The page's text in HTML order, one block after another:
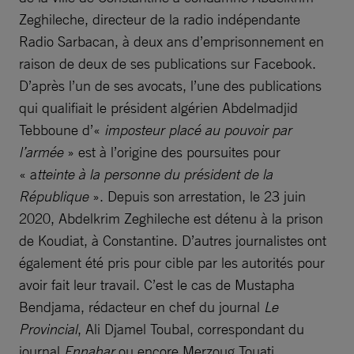
Zeghileche, directeur de la radio indépendante
Radio Sarbacan, à deux ans d’emprisonnement en
raison de deux de ses publications sur Facebook.
D’après l’un de ses avocats, l’une des publications
qui qualifiait le président algérien Abdelmadjid
Tebboune d’« imposteur placé au pouvoir par
l’armée » est à l’origine des poursuites pour
« atteinte à la personne du président de la
République». Depuis son arrestation, le 23 juin
2020, Abdelkrim Zeghileche est détenu à la prison
de Koudiat, à Constantine. D’autres journalistes ont
également été pris pour cible par les autorités pour
avoir fait leur travail. C’est le cas de Mustapha
Bendjama, rédacteur en chef du journal Le
Provincial, Ali Djamel Toubal, correspondant du